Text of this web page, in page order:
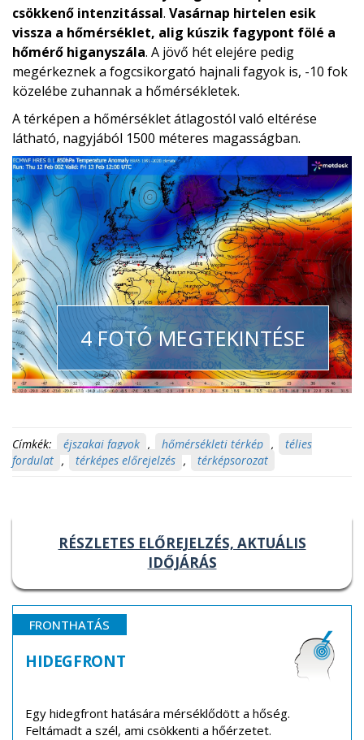
csökkenő intenzitással. Vasárnap hirtelen esik
vissza a hőmérséklet, alig kúszik fagypont fölé a
hőmérő higanyszála. A jövő hét elejére pedig
megérkeznek a fogcsikorgató hajnali fagyok is, -10 fok
közelébe zuhannak a hőmérsékletek.
A térképen a hőmérséklet átlagostól való eltérése
látható, nagyjából 1500 méteres magasságban.
4 FOTÓ MEGTEKINTÉSE
Címkék: éjszakai fagyok , hőmérsékleti térkép ,
télies
fordulat , térképes előrejelzés , térképsorozat
RÉSZLETES ELŐREJELZÉS, AKTUÁLIS
IDŐJÁRÁS
FRONTHATÁS
HIDEGFRONT
Egy hidegfront hatására mérséklődött a hőség.
Feltámadt a szél, ami csökkenti a hőérzetet.